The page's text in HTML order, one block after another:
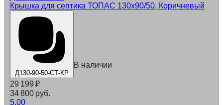
Крышка для септика ТОПАС 130х90/50, Коричневый
Д130-90-50-СТ-КР
В наличии
29 199 ₽
34 800 руб.
5.00